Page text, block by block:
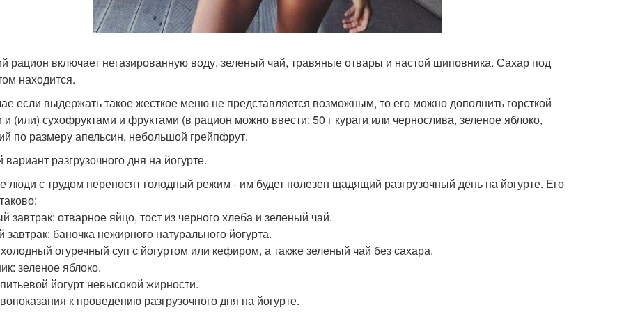
рацион включает негазированную воду, зеленый чай, травяные отвары и настой шиповника. Сахар под
находится.
если выдержать такое жесткое меню не представляется возможным, то его можно дополнить горсткой
(или) сухофруктами и фруктами (в рацион можно ввести: 50 г кураги или чернослива, зеленое яблоко,
по размеру апельсин, небольшой грейпфрут.
вариант разгрузочного дня на йогурте.
люди с трудом переносят голодный режим - им будет полезен щадящий разгрузочный день на йогурте. Его
завтрак: отварное яйцо, тост из черного хлеба и зеленый чай.
завтрак: баночка нежирного натурального йогурта.
огуречный суп с йогуртом или кефиром, а также зеленый чай без сахара.
зеленое яблоко.
йогурт невысокой жирности.
к проведению разгрузочного дня на йогурте.